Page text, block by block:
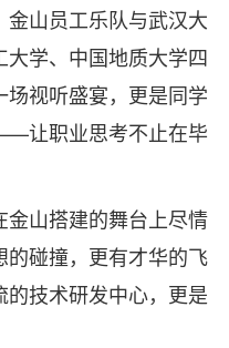
山员工乐队与武汉大
学、中国地质大学四
视听盛宴，更是同学
让职业思考不止在毕
山搭建的舞台上尽情
碰撞，更有才华的飞
技术研发中心，更是